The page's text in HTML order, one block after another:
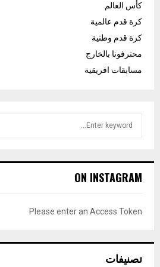
كأس العالم
كرة قدم عالمية
كرة قدم وطنية
محترفونا بالخارج
مسابقات افريقية
h
ON INSTAGRAM
Please enter an Access Token
تصنيفات